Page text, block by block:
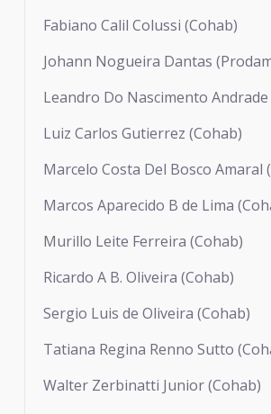
Fabiano Calil Colussi (Cohab)
Johann Nogueira Dantas
Leandro Do Nascimento Andrade
Luiz Carlos Gutierrez (Cohab)
Marcelo Costa Del Bosco Amaral
Marcos Aparecido B de Lima
Murillo Leite Ferreira (Cohab)
Ricardo A B. Oliveira (Cohab)
Sergio Luis de Oliveira (Cohab)
Tatiana Regina Renno Sutto
Walter Zerbinatti Junior (Cohab)